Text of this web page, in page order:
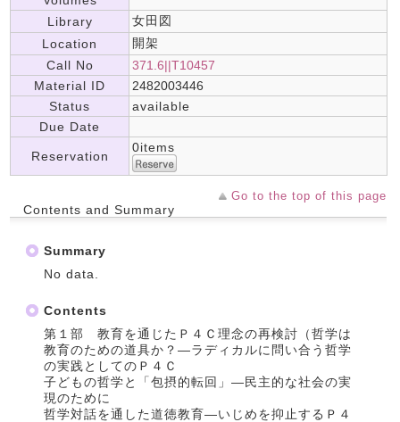
Library
女田図
Location
開架
Call No
371.6||T10457
Material ID
2482003446
Status
available
Due Date
Reservation
0items
Go to the top of this page
Contents and Summary
Summary
No data.
Contents
第１部 教育を通じたＰ４Ｃ理念の再検討（哲学は
教育のための道具か？―ラディカルに問い合う哲学
の実践としてのＰ４Ｃ
子どもの哲学と「包摂的転回」―民主的な社会の実
現のために
哲学対話を通した道徳教育―いじめを抑止するＰ４